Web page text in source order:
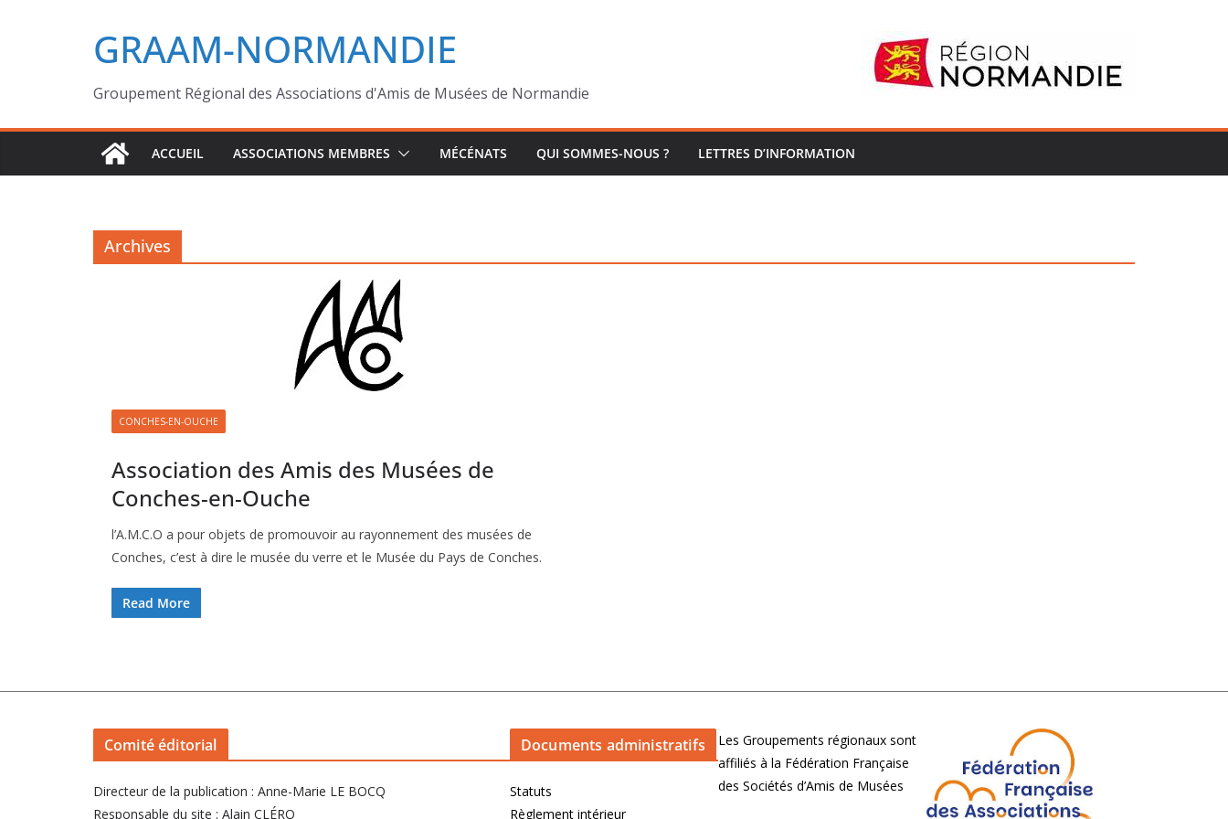
GRAAM-NORMANDIE
Groupement Régional des Associations d'Amis de Musées de Normandie
ACCUEIL ASSOCIATIONS MEMBRES MÉCÉNATS QUI SOMMES-NOUS ? LETTRES D’INFORMATION
Archives
CONCHES-EN-OUCHE
Association des Amis des Musées de
Conches-en-Ouche
l’A.M.C.O a pour objets de promouvoir au rayonnement des musées de
Conches, c’est à dire le musée du verre et le Musée du Pays de Conches.
Read More
Comité éditorial
Directeur de la publication : Anne-Marie LE BOCQ
Responsable du site : Alain CLÉRO
Documents administratifs
Statuts
Règlement intérieur
Les Groupements régionaux sont
affiliés à la Fédération Française
des Sociétés d’Amis de Musées